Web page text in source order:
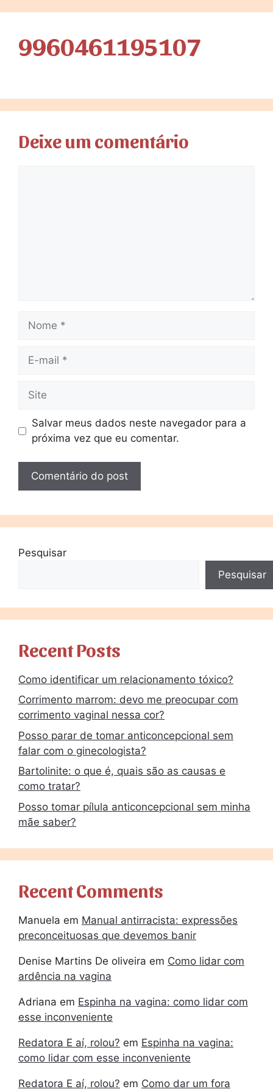
9960461195107
Deixe um comentário
Salvar meus dados neste navegador para a
próxima vez que eu comentar.
Pesquisar
Pesquisar
Recent Posts
Como identificar um relacionamento tóxico?
Corrimento marrom: devo me preocupar com
corrimento vaginal nessa cor?
Posso parar de tomar anticoncepcional sem
falar com o ginecologista?
Bartolinite: o que é, quais são as causas e
como tratar?
Posso tomar pílula anticoncepcional sem minha
mãe saber?
Recent Comments
Manuela em Manual antirracista: expressões
preconceituosas que devemos banir
Denise Martins De oliveira em Como lidar com
ardência na vagina
Adriana em Espinha na vagina: como lidar com
esse inconveniente
Redatora E aí, rolou? em Espinha na vagina:
como lidar com esse inconveniente
Redatora E aí, rolou? em Como dar um fora